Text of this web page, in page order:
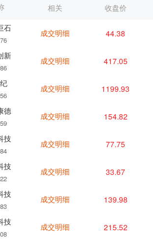
石
新
德
技
技
技
技
相关 收盘价
成交明细 44.38
成交明细 417.05
成交明细 1199.93
成交明细 154.82
成交明细 77.75
成交明细 33.67
成交明细 139.98
成交明细 215.52